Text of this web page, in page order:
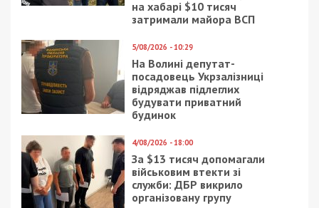
Facebook
Telegram
Twitter
WhatsApp
ViberEmail
Категории:Суспільство| Метки:Куприй
Рекламні блоки дають нам змогу
залишатися незалежними ЗМІ, а вам -
отримувати найсвіжіші новини під ними.